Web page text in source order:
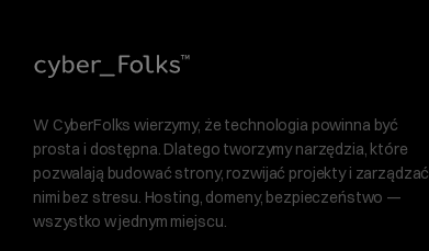
W CyberFolks wierzymy, że technologia powinna być
prosta i dostępna. Dlatego tworzymy narzędzia, które
pozwalają budować strony, rozwijać projekty i zarządzać
nimi bez stresu. Hosting, domeny, bezpieczeństwo —
wszystko w jednym miejscu.